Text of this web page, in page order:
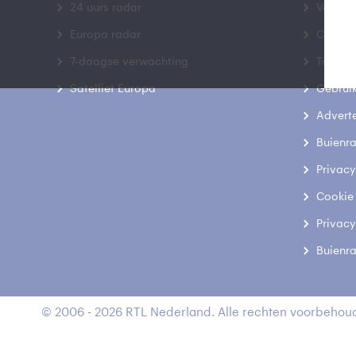
24 uurs radar
Europa radar
7-daagse verwachting
Satelliet Europa
Contact
© 2006 - 2026 RTL Nederland. Alle rechten